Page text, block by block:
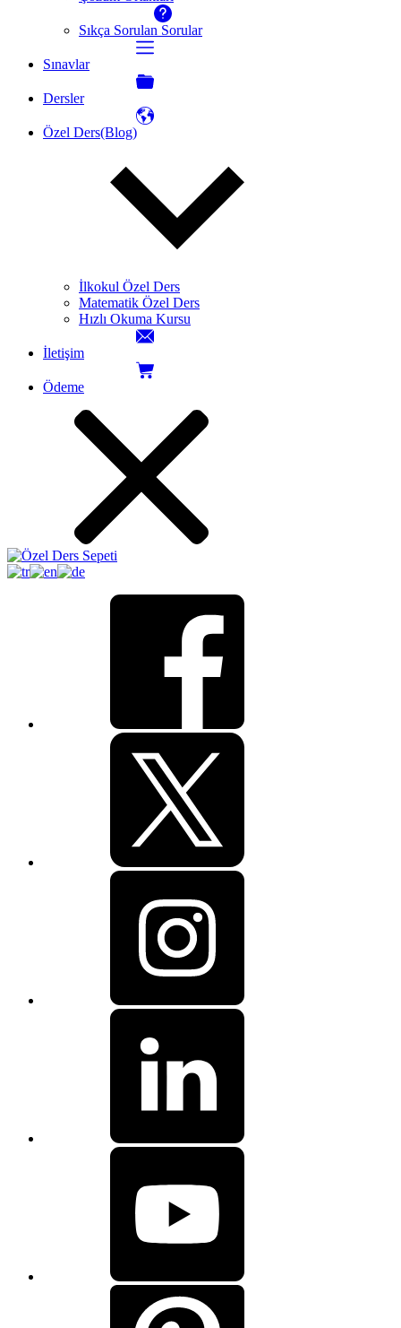
Sıkça Sorulan Sorular
Sınavlar
Dersler
Özel Ders(Blog)
İlkokul Özel Ders
Matematik Özel Ders
Hızlı Okuma Kursu
İletişim
Ödeme